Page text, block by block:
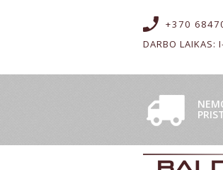
+370
DARBO LAIKAS: